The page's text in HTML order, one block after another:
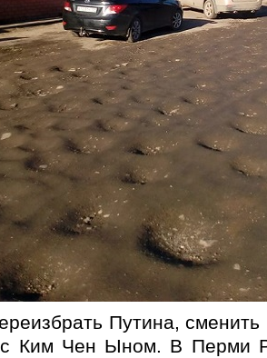
Путина,
с Ким Чен Ыном. В Перми